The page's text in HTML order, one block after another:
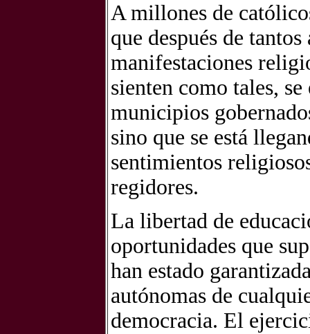
A millones de
que después de
manifestaciones
sienten como tales,
municipios
sino que se está
sentimientos
regidores.
La libertad de
oportunidades que
han estado
autónomas de
democracia. El